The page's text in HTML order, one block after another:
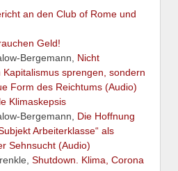
an den Club of Rome und
Geld!
Bergemann, Nicht
sprengen, sondern
Form des Reichtums (Audio)
Klimaskepsis
Bergemann, Die Hoffnung
Arbeiterklasse“ als
Sehnsucht (Audio)
Shutdown. Klima, Corona